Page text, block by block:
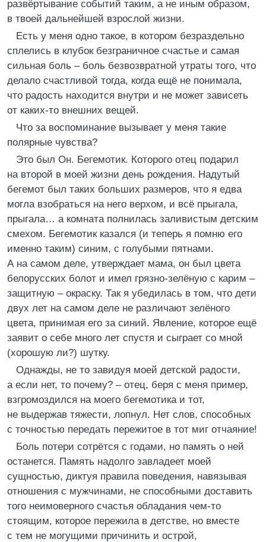
развёртывание событий таким, а не иным образом,
в твоей дальнейшей взрослой жизни.
Есть у меня одно такое, в котором безраздельно
сплелись в клубок безграничное счастье и самая
сильная боль – боль безвозвратной утраты того, что
делало счастливой тогда, когда ещё не понимала,
что радость находится внутри и не может зависеть
от каких-то внешних вещей.
Что за воспоминание вызывает у меня такие
полярные чувства?
Это был Он. Бегемотик. Которого отец подарил
на второй в моей жизни день рождения. Надутый
бегемот был таких больших размеров, что я едва
могла взобраться на него верхом, и всё прыгала,
прыгала… а комната полнилась заливистым детским
смехом. Бегемотик казался (и теперь я помню его
именно таким) синим, с голубыми пятнами.
А на самом деле, утверждает мама, он был цвета
белорусских болот и имел грязно-зелёную с карим –
защитную – окраску. Так я убедилась в том, что дети
двух лет на самом деле не различают зелёного
цвета, принимая его за синий. Явление, которое ещё
заявит о себе много лет спустя и сыграет со мной
(хорошую ли?) шутку.
Однажды, не то завидуя моей детской радости,
а если нет, то почему? – отец, беря с меня пример,
взгромоздился на моего бегемотика и тот,
не выдержав тяжести, лопнул. Нет слов, способных
с точностью передать пережитое в тот миг отчаяние!
Боль потери сотрётся с годами, но память о ней
останется. Память надолго завладеет моей
сущностью, диктуя правила поведения, навязывая
отношения с мужчинами, не способными доставить
того неимоверного счастья обладания чем-то
стоящим, которое пережила в детстве, но вместе
с тем не могущими причинить и острой,